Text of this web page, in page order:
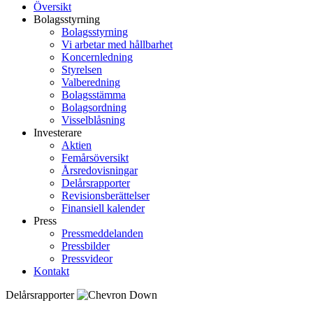
Översikt
Bolagsstyrning
Bolagsstyrning
Vi arbetar med hållbarhet
Koncernledning
Styrelsen
Valberedning
Bolagsstämma
Bolagsordning
Visselblåsning
Investerare
Aktien
Femårsöversikt
Årsredovisningar
Delårsrapporter
Revisionsberättelser
Finansiell kalender
Press
Pressmeddelanden
Pressbilder
Pressvideor
Kontakt
Delårsrapporter